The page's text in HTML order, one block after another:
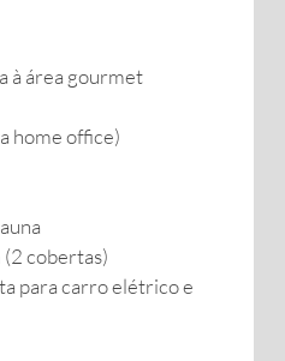
à área gourmet
home office)
(2 cobertas)
para carro elétrico e